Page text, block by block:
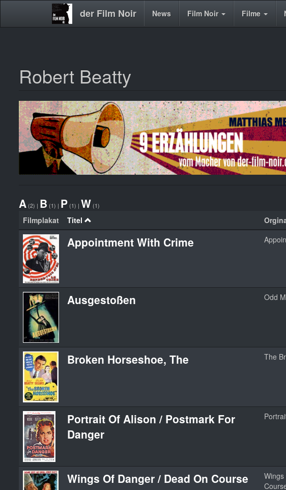
der Film Noir
Main News Film Noir Filme
Robert Beatty
A (2) | B (1) | P (1) | W (1)
Filmplakat Titel
Appointment With Crime
Ausgestoßen Odd
Broken Horseshoe, The The
Portrait Of Alison / Postmark For
Danger
Wings Of Danger / Dead On Course